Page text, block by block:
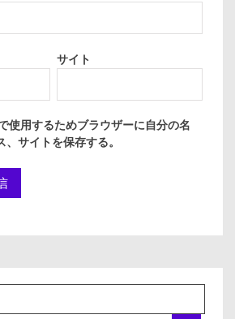
サイト
使用するためブラウザーに自分の名
サイトを保存する。